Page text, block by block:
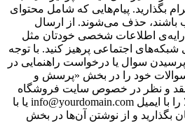
بگذارید. پیام‌هایی که شامل محتوای
باشند، حذف می‌شوند. از ارسال
اطلاعات شخصی خودتان مثل
اجتماعی پرهیز کنید. با توجه
سوال یا درخواست راهنمایی در
خود را در بخش «پرسش و
نقد و نظر در خصوص سایت فروشگاه
ما، خدمات و درخواست کالا را با ایمیل info@yourdomain.com یا با
- ۰۲۱ در میان بگذارید و از نوشتن آن‌ها در بخش